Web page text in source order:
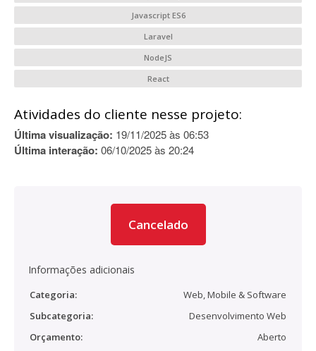
Javascript ES6
Laravel
NodeJS
React
Atividades do cliente nesse projeto:
Última visualização: 19/11/2025 às 06:53
Última interação: 06/10/2025 às 20:24
Cancelado
Informações adicionais
Categoria:
Web, Mobile & Software
Subcategoria:
Desenvolvimento Web
Orçamento:
Aberto